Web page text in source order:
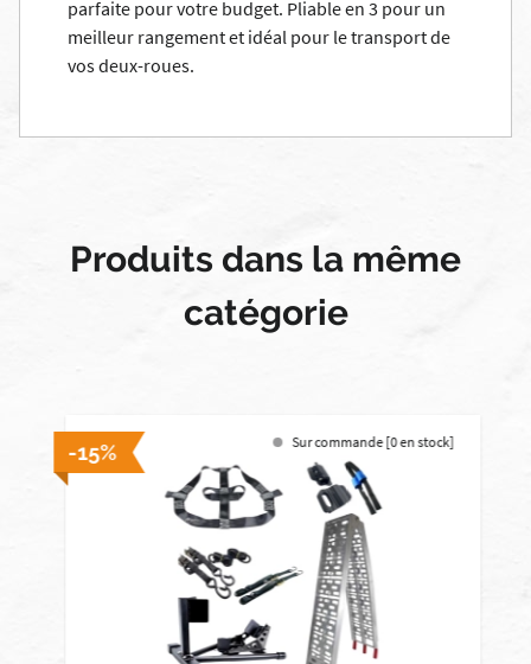
parfaite pour votre budget. Pliable en 3 pour un
meilleur rangement et idéal pour le transport de
vos deux-roues.
Produits dans la même
catégorie
-15% Sur commande [0 en stock]